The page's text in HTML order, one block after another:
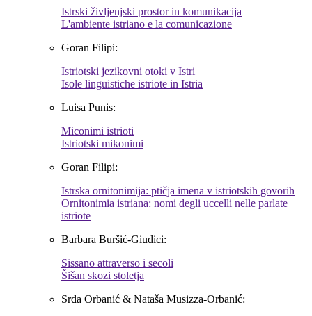
Istrski življenjski prostor in komunikacija
L'ambiente istriano e la comunicazione
Goran Filipi:
Istriotski jezikovni otoki v Istri
Isole linguistiche istriote in Istria
Luisa Punis:
Miconimi istrioti
Istriotski mikonimi
Goran Filipi:
Istrska ornitonimija: ptičja imena v istriotskih govorih
Ornitonimia istriana: nomi degli uccelli nelle parlate
istriote
Barbara Buršić-Giudici:
Sissano attraverso i secoli
Šišan skozi stoletja
Srda Orbanić & Nataša Musizza-Orbanić: